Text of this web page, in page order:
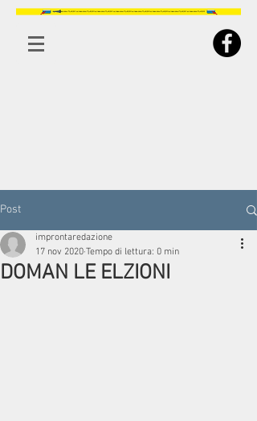
Post
DOMAN LE ELZIONI
improntaredazione
17 nov 2020 Tempo di lettura: 0 min